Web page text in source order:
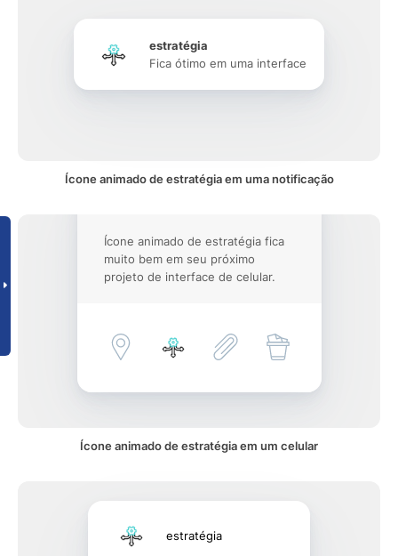
estratégia
Fica ótimo em uma interface
Ícone animado de estratégia em uma notificação
Ícone animado de estratégia fica
muito bem em seu próximo
projeto de interface de celular.
Ícone animado de estratégia em um celular
estratégia